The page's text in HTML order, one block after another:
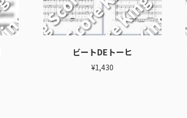
ビートDEトーヒ
¥1,430